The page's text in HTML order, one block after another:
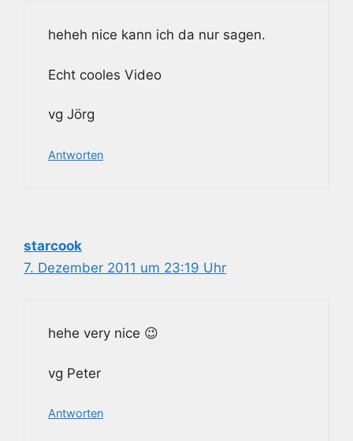
heheh nice kann ich da nur sagen.
Echt cooles Video
vg Jörg
Antworten
starcook
7. Dezember 2011 um 23:19 Uhr
hehe very nice 😉
vg Peter
Antworten